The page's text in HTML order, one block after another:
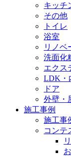
キッチ
その他
トイレ
浴室
リノベ
洗面化
エクス
LDK・
ドア
外壁・
施工事例
施工事
コンテ